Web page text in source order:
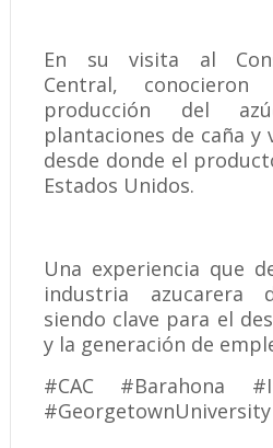
En su visita al
Central,
producción del
plantaciones de caña
desde donde el
Estados Unidos.
Una experiencia que
industria azucarera
siendo clave para el
y la generación de
#CAC #Barahona
#GeorgetownUniversity